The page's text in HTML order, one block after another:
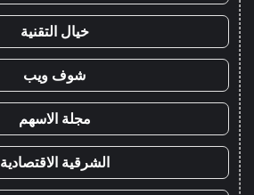
خيال التقنية
شوف ويب
مجلة الاسهم
الشرقية الاقتصادية